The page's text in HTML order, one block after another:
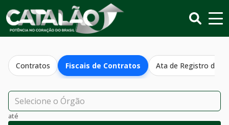
Contratos Fiscais de Contratos Ata de Registro de
até